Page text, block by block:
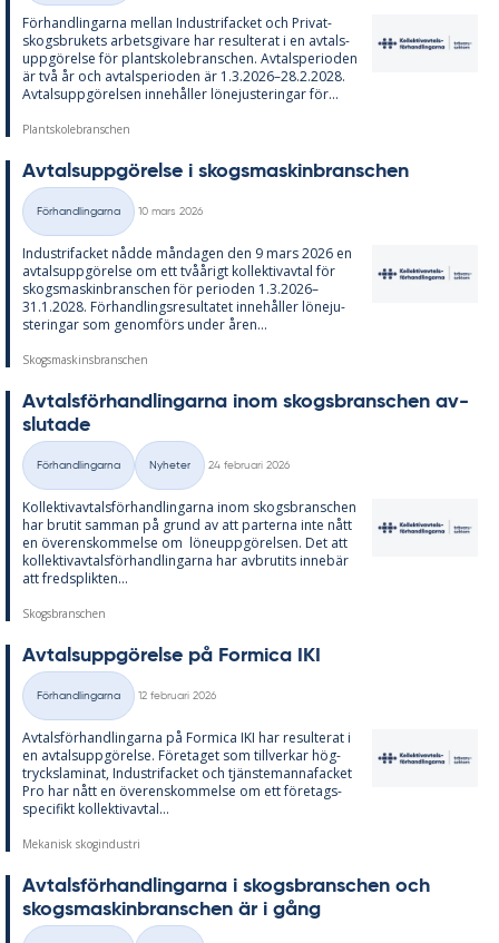
För­hand­ling­ar­na mel­lan In­du­stri­fac­ket och Pri­vat­
skogs­bru­kets ar­bets­gi­va­re har re­sul­te­rat i en av­tals­
upp­gö­rel­se för plant­sko­lebranschen. Av­tal­s­pe­ri­o­den
är två år och av­tal­s­pe­ri­o­den är 1.3.2026–28.2.2028.
Av­tals­upp­gö­rel­sen in­ne­hål­ler lö­ne­ju­ste­ring­ar för...
Plantskolebranschen
Av­tals­upp­gö­rel­se i skogs­ma­skin­branschen
Kategorier
Förhandlingarna
10 mars 2026
In­du­stri­fac­ket nåd­de mån­da­gen den 9 mars 2026 en
av­tals­upp­gö­rel­se om ett tvåå­ri­gt kol­lek­tivav­tal för
skogs­ma­skin­branschen för pe­ri­o­den 1.3.2026–
31.1.2028. För­hand­lings­re­sul­ta­tet in­ne­hål­ler lö­ne­ju­
ste­ring­ar som ge­nom­förs un­der åren...
Skogsmaskinsbranschen
Av­tals­för­hand­ling­ar­na inom skogs­branschen av­
slu­ta­de
Kategorier
Förhandlingarna Nyheter
24 februari 2026
Kol­lek­tivav­tals­för­hand­ling­ar­na inom skogs­branschen
har bru­tit sam­man på grund av att par­ter­na inte nått
en över­ens­kom­mel­se om lö­ne­upp­gö­rel­sen. Det att
kol­lek­tivav­tals­för­hand­ling­ar­na har av­bru­ti­ts in­ne­bär
att freds­plik­ten...
Skogsbranschen
Av­tals­upp­gö­rel­se på For­mica IKI
Kategorier
Förhandlingarna
12 februari 2026
Av­tals­för­hand­ling­ar­na på For­mica IKI har re­sul­te­rat i
en av­tals­upp­gö­rel­se. Fö­re­ta­get som till­ver­kar hög­
tryck­sla­mi­nat, In­du­stri­fac­ket och tjäns­te­manna­fac­ket
Pro har nått en över­ens­kom­mel­se om ett fö­re­tags­
spe­ci­fikt kol­lek­tivav­tal...
Mekanisk skogindustri
Av­tals­för­hand­ling­ar­na i skogs­branschen och
skogs­ma­skin­branschen är i gång